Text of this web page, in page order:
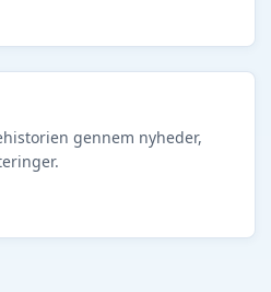
gennem nyheder,